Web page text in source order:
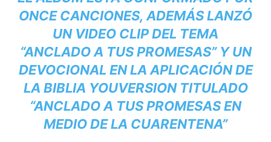
ONCE CANCIONES, ADEMÁS LANZÓ
UN VIDEO CLIP DEL TEMA
“ANCLADO A TUS PROMESAS” Y UN
DEVOCIONAL EN LA APLICACIÓN DE
LA BIBLIA YOUVERSION TITULADO
“ANCLADO A TUS PROMESAS EN
MEDIO DE LA CUARENTENA”